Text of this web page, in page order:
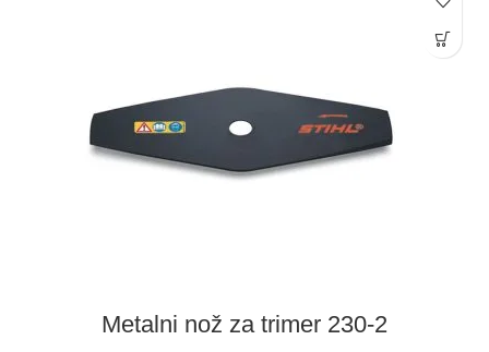
Metalni nož za trimer 230-2